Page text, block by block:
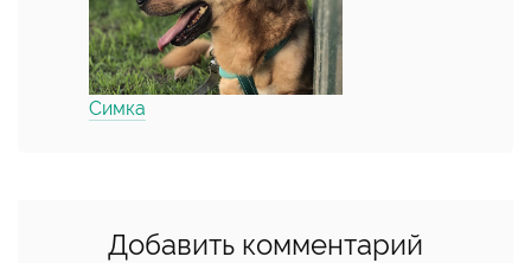
Симка
Добавить комментарий